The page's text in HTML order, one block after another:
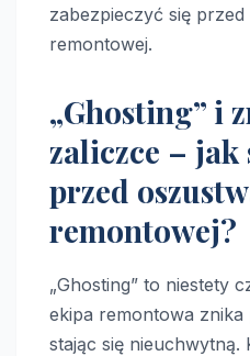
zabezpieczyć się
remontowej.
„Ghosting” i
zaliczce –
przed
remontowej?
„Ghosting” to niestety
ekipa remontowa
stając się nieuchwytną.